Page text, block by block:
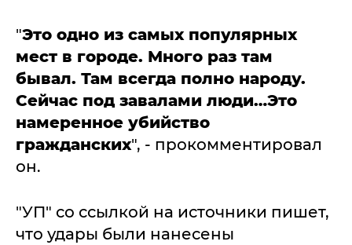
"Это одно из самых популярных
мест в городе. Много раз там
бывал. Там всегда полно народу.
Сейчас под завалами люди…Это
намеренное убийство
гражданских", - прокомментировал
он.
"УП" со ссылкой на источники пишет,
что удары были нанесены